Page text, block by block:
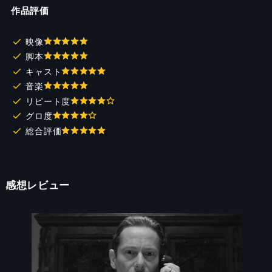
作品評価
映像
脚本
キャスト
音楽
リピート度
グロ度
総合評価
感想レビュー